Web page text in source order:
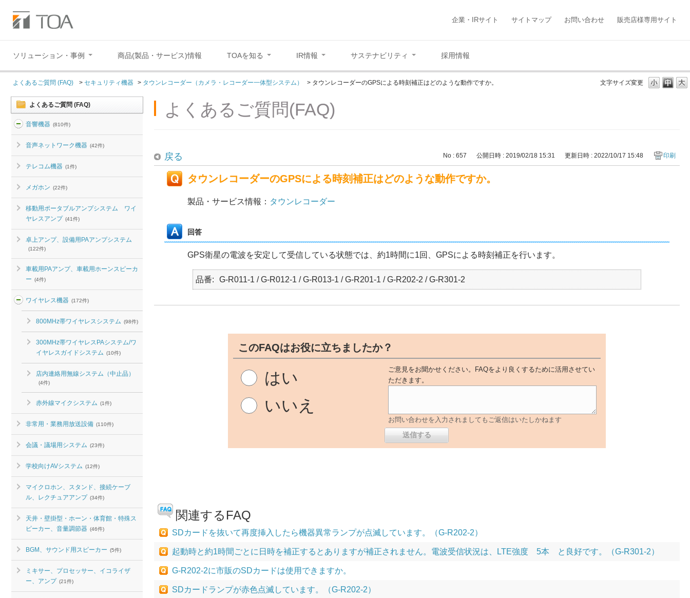
企業・IRサイト サイトマップ お問い合わせ 販売店様専用サイト
ソリューション・事例 商品(製品・サービス)情報 TOAを知る IR情報 サステナビリティ 採用情報
文字サイズ変更
よくあるご質問 (FAQ) > セキュリティ機器 > タウンレコーダー（カメラ・レコーダー一体型システム） > タウンレコーダーのGPSによる時刻補正はどのような動作ですか。
よくあるご質問 (FAQ)
音響機器 (810件)
音声ネットワーク機器 (42件)
テレコム機器 (1件)
メガホン (22件)
移動用ポータブルアンプシステム ワイ
ヤレスアンプ (41件)
卓上アンプ、設備用PAアンプシステム
(122件)
車載用PAアンプ、車載用ホーンスピーカ
ー (4件)
ワイヤレス機器 (172件)
800MHz帯ワイヤレスシステム (98件)
300MHz帯ワイヤレスPAシステム/ワ
イヤレスガイドシステム (10件)
店内連絡用無線システム（中止品）
(4件)
赤外線マイクシステム (1件)
非常用・業務用放送設備 (110件)
会議・議場用システム (23件)
学校向けAVシステム (12件)
マイクロホン、スタンド、接続ケーブ
ル、レクチュアアンプ (34件)
天井・壁掛型・ホーン・体育館・特殊ス
ピーカー、音量調節器 (46件)
BGM、サウンド用スピーカー (5件)
ミキサー、プロセッサー、イコライザ
ー、アンプ (21件)
よくあるご質問(FAQ)
戻る No : 657 公開日時 : 2019/02/18 15:31 更新日時 : 2022/10/17 15:48 印刷
タウンレコーダーのGPSによる時刻補正はどのような動作ですか。
製品・サービス情報： タウンレコーダー
回答
GPS衛星の電波を安定して受信している状態では、約1時間に1回、GPSによる時刻補正を行います。
品番 G-R011-1 / G-R012-1 / G-R013-1 / G-R201-1 / G-R202-2 / G-R301-2
このFAQはお役に立ちましたか？
はい
いいえ
ご意見をお聞かせください。FAQをより良くするために活用させてい
ただきます。
お問い合わせを入力されましてもご返信はいたしかねます
関連するFAQ
SDカードを抜いて再度挿入したら機器異常ランプが点滅しています。（G-R202-2）
起動時と約1時間ごとに日時を補正するとありますが補正されません。電波受信状況は、LTE強度 5本 と良好です。（G-R301-2）
G-R202-2に市販のSDカードは使用できますか。
SDカードランプが赤色点滅しています。（G-R202-2）